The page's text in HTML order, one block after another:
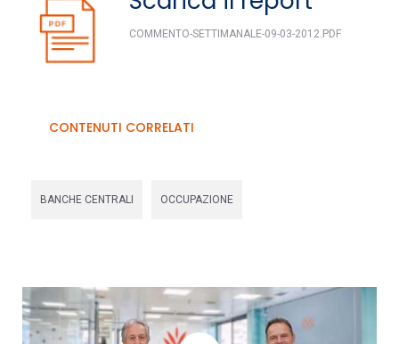
COMMENTO-SETTIMANALE-09-03-2012.PDF
CONTENUTI CORRELATI
BANCHE CENTRALI OCCUPAZIONE